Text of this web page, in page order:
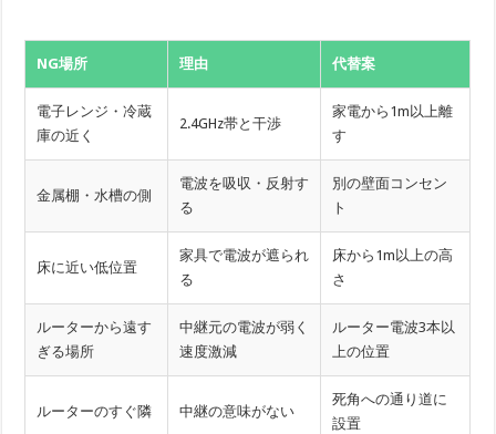
NG場所 理由 代替案
電子レンジ・冷蔵
庫の近く
2.4GHz帯と干渉
家電から1m以上離
す
金属棚・水槽の側
電波を吸収・反射す
る
別の壁面コンセン
ト
床に近い低位置
家具で電波が遮られ
る
床から1m以上の高
さ
ルーターから遠す
ぎる場所
中継元の電波が弱く
速度激減
ルーター電波3本以
上の位置
ルーターのすぐ隣 中継の意味がない
死角への通り道に
設置